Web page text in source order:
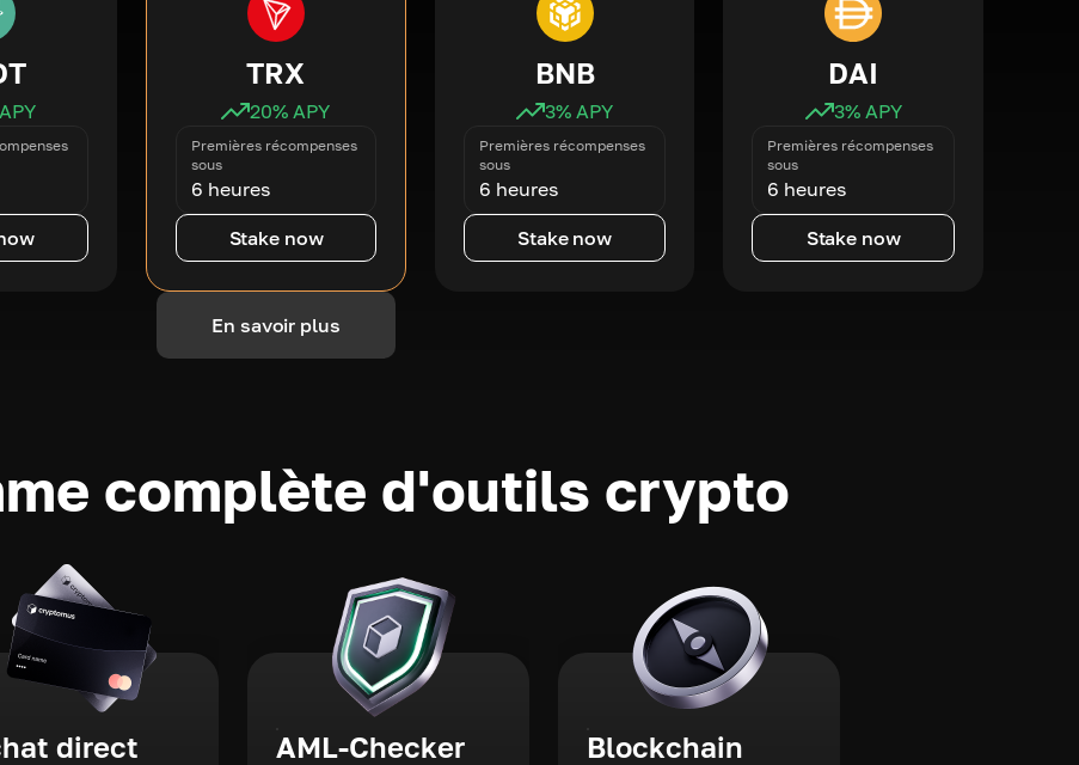
TRX
20% APY
Premières récompenses
sous
6 heures
Stake now
BNB
3% APY
Premières récompenses
sous
6 heures
Stake now
DAI
3% APY
Premières récompenses
sous
6 heures
Stake now
En savoir plus
complète d'outils crypto
direct AML-Checker
Blockchain